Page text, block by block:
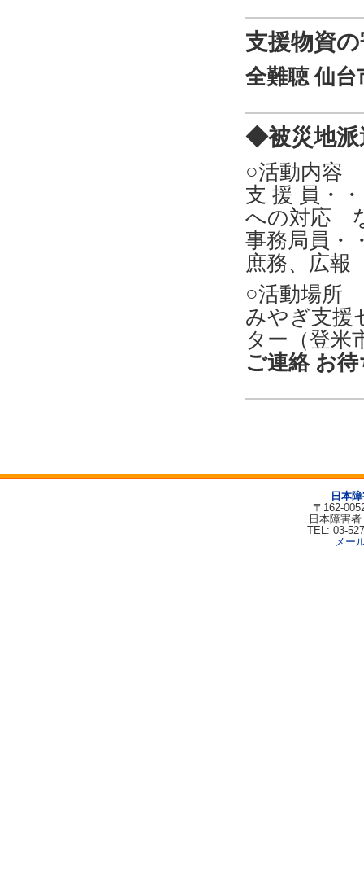
支援物資
全難聴 仙台
◆被災地派
○活動内容
支 援 員・
への対応
事務局員・
庶務、広
○活動場所
みやぎ支援
ター（登米
ご連絡 お
日本
〒162-
日本障害
TEL: 03-
メー